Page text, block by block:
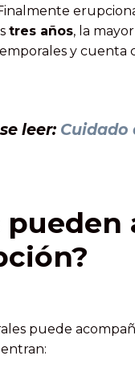
tres años, la
y cuenta
leer:
pueden
puede